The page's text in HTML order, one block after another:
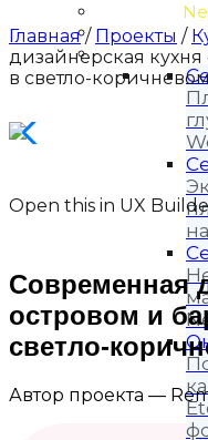
Wood-3 и
Материалы
Главная/ Проекты /
дизайнерская
в светло-
Open this in UX
Современная
островом и
светло-
Автор проекта —